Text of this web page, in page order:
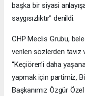
başka bir siyasi
saygısızlıktır” denildi.
CHP Meclis Grubu,
verilen sözlerden taviz
“Keçiören’i daha
yapmak için partimiz,
Başkanımız Özgür